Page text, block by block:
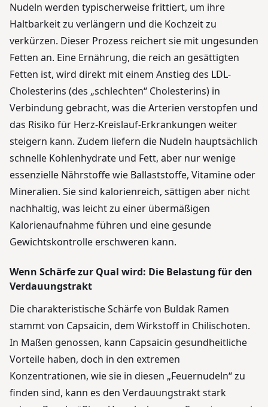
Nudeln werden typischerweise frittiert, um ihre
Haltbarkeit zu verlängern und die Kochzeit zu
verkürzen. Dieser Prozess reichert sie mit ungesunden
Fetten an. Eine Ernährung, die reich an gesättigten
Fetten ist, wird direkt mit einem Anstieg des LDL-
Cholesterins (des „schlechten“ Cholesterins) in
Verbindung gebracht, was die Arterien verstopfen und
das Risiko für Herz-Kreislauf-Erkrankungen weiter
steigern kann. Zudem liefern die Nudeln hauptsächlich
schnelle Kohlenhydrate und Fett, aber nur wenige
essenzielle Nährstoffe wie Ballaststoffe, Vitamine oder
Mineralien. Sie sind kalorienreich, sättigen aber nicht
nachhaltig, was leicht zu einer übermäßigen
Kalorienaufnahme führen und eine gesunde
Gewichtskontrolle erschweren kann.
Wenn Schärfe zur Qual wird: Die Belastung für den
Verdauungstrakt
Die charakteristische Schärfe von Buldak Ramen
stammt von Capsaicin, dem Wirkstoff in Chilischoten.
In Maßen genossen, kann Capsaicin gesundheitliche
Vorteile haben, doch in den extremen
Konzentrationen, wie sie in diesen „Feuernudeln“ zu
finden sind, kann es den Verdauungstrakt stark